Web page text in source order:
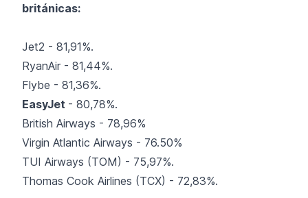
británicas:
Jet2 - 81,91%.
RyanAir - 81,44%.
Flybe - 81,36%.
EasyJet - 80,78%.
British Airways - 78,96%
Virgin Atlantic Airways - 76.50%
TUI Airways (TOM) - 75,97%.
Thomas Cook Airlines (TCX) - 72,83%.